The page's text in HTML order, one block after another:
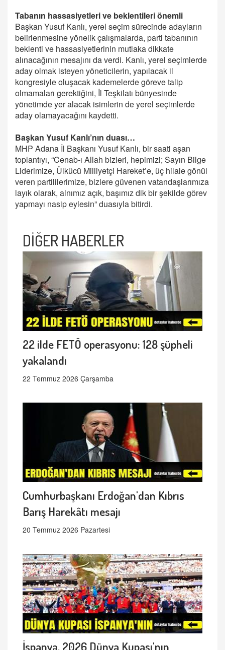
Tabanın hassasiyetleri ve beklentileri önemli
Başkan Yusuf Kanlı, yerel seçim sürecinde adayların
belirlenmesine yönelik çalışmalarda, parti tabanının
beklenti ve hassasiyetlerinin mutlaka dikkate
alınacağının mesajını da verdi. Kanlı, yerel seçimlerde
aday olmak isteyen yöneticilerin, yapılacak il
kongresiyle oluşacak kademelerde göreve talip
olmamaları gerektiğini, İl Teşkilatı bünyesinde
yönetimde yer alacak isimlerin de yerel seçimlerde
aday olamayacağını kaydetti.
Başkan Yusuf Kanlı’nın duası…
MHP Adana İl Başkanı Yusuf Kanlı, bir saati aşan
toplantıyı, “Cenab-ı Allah bizleri, hepimizi; Sayın Bilge
Liderimize, Ülkücü Milliyetçi Hareket’e, üç hilale gönül
veren partililerimize, bizlere güvenen vatandaşlarımıza
layık olarak, alnımız açık, başımız dik bir şekilde görev
yapmayı nasip eylesin” duasıyla bitirdi.
DİĞER HABERLER
22 ilde FETÖ operasyonu: 128 şüpheli
yakalandı
22 Temmuz 2026 Çarşamba
Cumhurbaşkanı Erdoğan'dan Kıbrıs
Barış Harekâtı mesajı
20 Temmuz 2026 Pazartesi
İspanya, 2026 Dünya Kupası'nın